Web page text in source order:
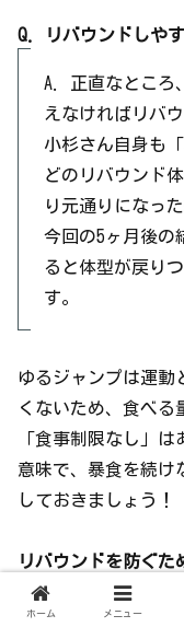
Q. リバウンドしや
A. 正直なところ
えなければリバ
小杉さん自身も
どのリバウンド
り元通りになっ
今回の5ヶ月後の
ると体型が戻り
す。
ゆるジャンプは運動
くないため、食べる
「食事制限なし」
意味で、暴食を続け
しておきましょう！
リバウンドを防ぐた
・ダイエット目
ホーム メニュー